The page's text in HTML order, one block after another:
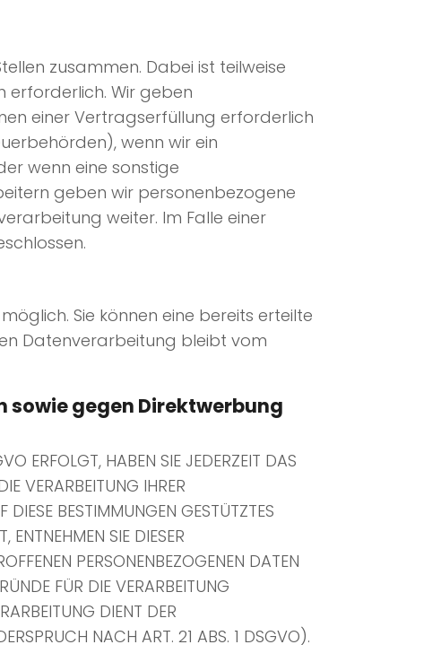
zusammen. Dabei ist teilweise
erforderlich. Wir geben
einer Vertragserfüllung erforderlich
wenn wir ein
wenn eine sonstige
geben wir personenbezogene
weiter. Im Falle einer
Sie können eine bereits erteilte
Datenverarbeitung bleibt vom
sowie gegen Direktwerbung
ERFOLGT, HABEN SIE JEDERZEIT DAS
VERARBEITUNG IHRER
BESTIMMUNGEN GESTÜTZTES
ENTNEHMEN SIE DIESER
PERSONENBEZOGENEN DATEN
FÜR DIE VERARBEITUNG
DIENT DER
NACH ART. 21 ABS. 1 DSGVO).